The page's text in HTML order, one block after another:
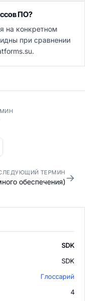
ПО?
на конкретном
при сравнении
ТЕРМИН
обеспечения)→
SDK
SDK
Глоссарий
4